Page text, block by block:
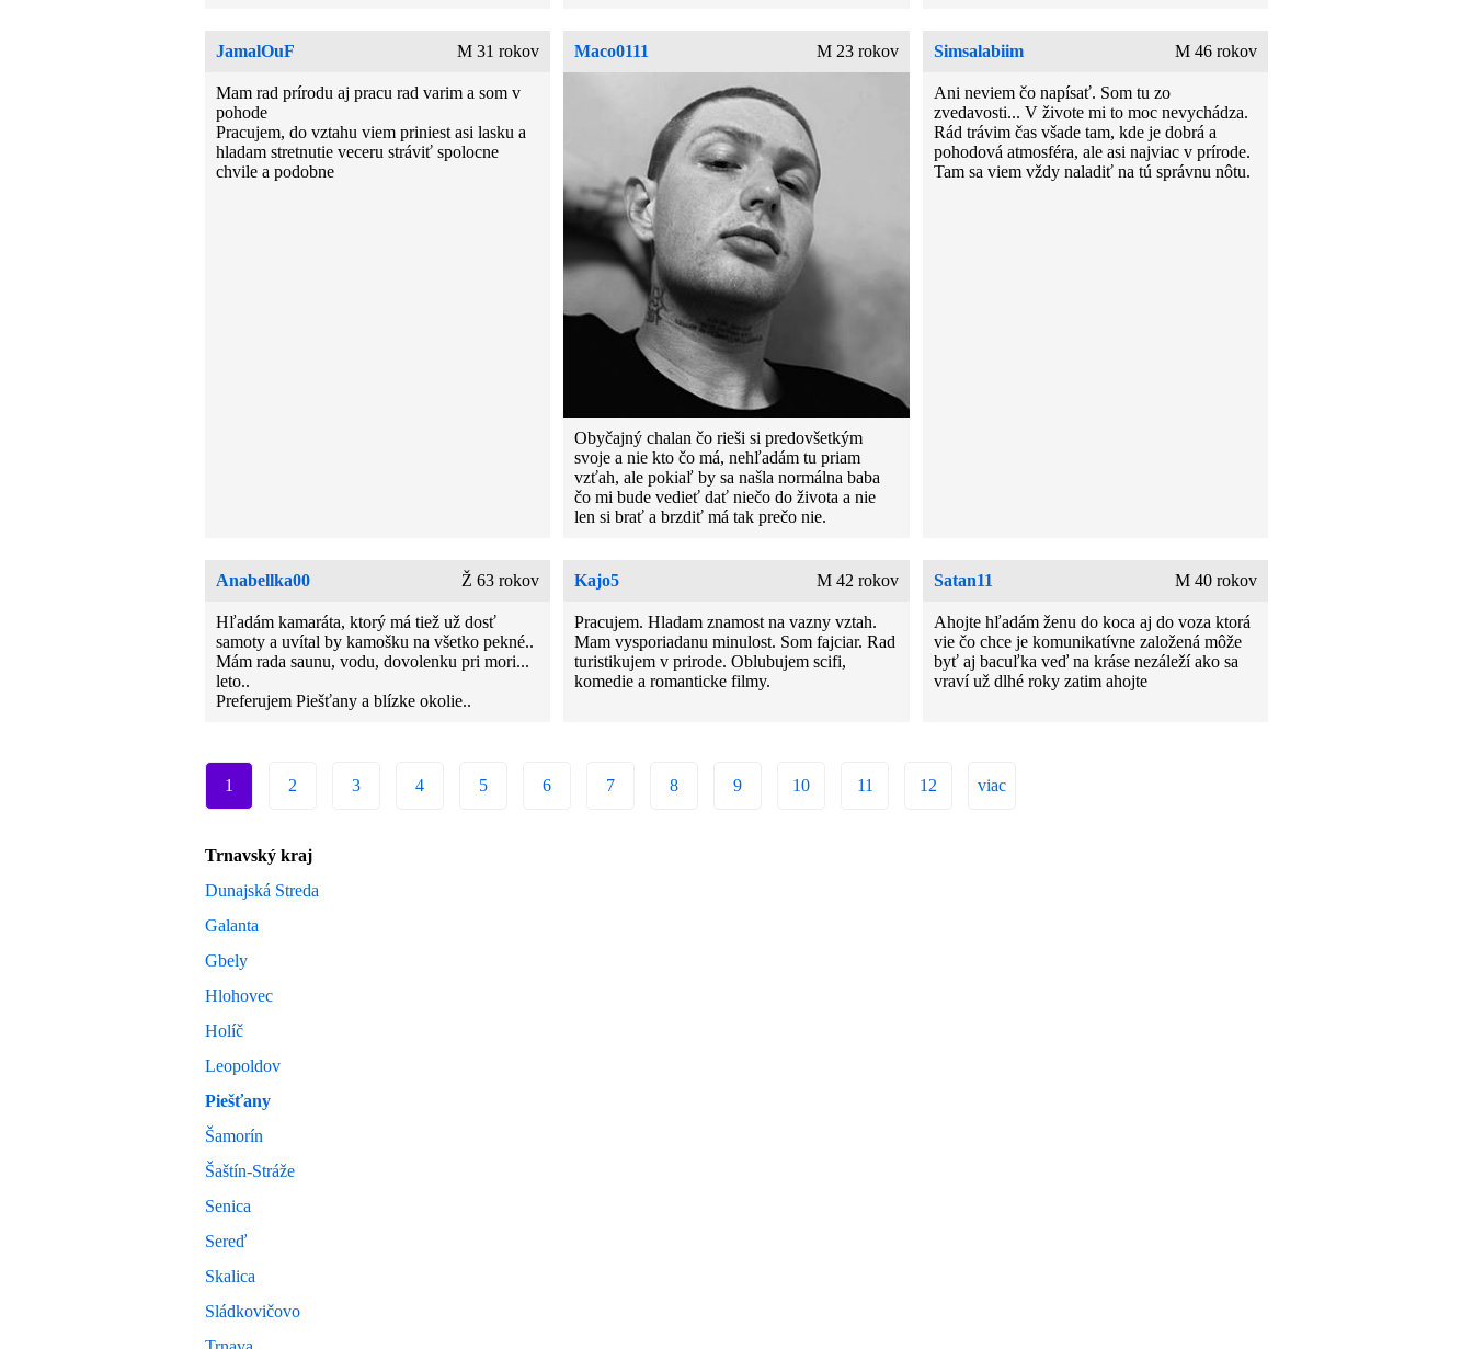
JamalOuF M 31 rokov
Mam rad prírodu aj pracu rad varim a som v
pohode
Pracujem, do vztahu viem priniest asi lasku a
hladam stretnutie veceru stráviť spolocne
chvile a podobne
Maco0111 M 23 rokov
Obyčajný chalan čo rieši si predovšetkým
svoje a nie kto čo má, nehľadám tu priam
vzťah, ale pokiaľ by sa našla normálna baba
čo mi bude vedieť dať niečo do života a nie
len si brať a brzdiť má tak prečo nie.
Simsalabiim M 46 rokov
Ani neviem čo napísať. Som tu zo
zvedavosti... V živote mi to moc nevychádza.
Rád trávim čas všade tam, kde je dobrá a
pohodová atmosféra, ale asi najviac v prírode.
Tam sa viem vždy naladiť na tú správnu nôtu.
Anabellka00 Ž 63 rokov
Hľadám kamaráta, ktorý má tiež už dosť
samoty a uvítal by kamošku na všetko pekné..
Mám rada saunu, vodu, dovolenku pri mori...
leto..
Preferujem Piešťany a blízke okolie..
Kajo5 M 42 rokov
Pracujem. Hladam znamost na vazny vztah.
Mam vysporiadanu minulost. Som fajciar. Rad
turistikujem v prirode. Oblubujem scifi,
komedie a romanticke filmy.
Satan11 M 40 rokov
Ahojte hľadám ženu do koca aj do voza ktorá
vie čo chce je komunikatívne založená môže
byť aj bacuľka veď na kráse nezáleží ako sa
vraví už dlhé roky zatim ahojte
1 2 3 4 5 6 7 8 9 10 11 12 viac
Trnavský kraj
Dunajská Streda
Galanta
Gbely
Hlohovec
Holíč
Leopoldov
Piešťany
Šamorín
Šaštín-Stráže
Senica
Sereď
Skalica
Sládkovičovo